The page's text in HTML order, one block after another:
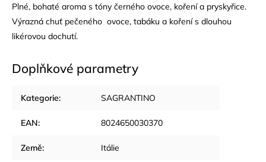
Plné, bohaté aroma s tóny černého ovoce, koření a pryskyřice.
Výrazná chuť pečeného ovoce, tabáku a koření s dlouhou
likérovou dochutí.
Doplňkové parametry
Kategorie: SAGRANTINO
EAN: 8024650030370
Země: Itálie